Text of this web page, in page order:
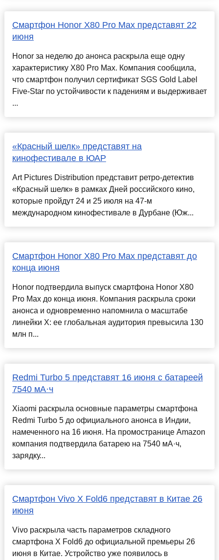
Смартфон Honor X80 Pro Max представят 22
июня
Honor за неделю до анонса раскрыла еще одну
характеристику X80 Pro Max. Компания сообщила,
что смартфон получил сертификат SGS Gold Label
Five-Star по устойчивости к падениям и выдерживает
...
«Красный шелк» представят на
кинофестивале в ЮАР
Art Pictures Distribution представит ретро-детектив
«Красный шелк» в рамках Дней российского кино,
которые пройдут 24 и 25 июля на 47-м
международном кинофестивале в Дурбане (Юж...
Смартфон Honor X80 Pro Max представят до
конца июня
Honor подтвердила выпуск смартфона Honor X80
Pro Max до конца июня. Компания раскрыла сроки
анонса и одновременно напомнила о масштабе
линейки X: ее глобальная аудитория превысила 130
млн п...
Redmi Turbo 5 представят 16 июня с батареей
7540 мА·ч
Xiaomi раскрыла основные параметры смартфона
Redmi Turbo 5 до официального анонса в Индии,
намеченного на 16 июня. На промостранице Amazon
компания подтвердила батарею на 7540 мА·ч,
зарядку...
Смартфон Vivo X Fold6 представят в Китае 26
июня
Vivo раскрыла часть параметров складного
смартфона X Fold6 до официальной премьеры 26
июня в Китае. Устройство уже появилось в